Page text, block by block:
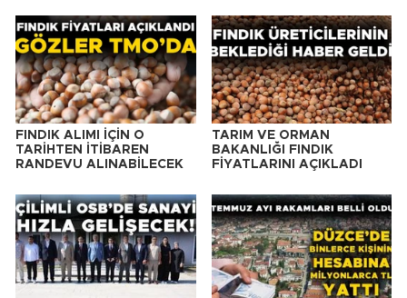
FINDIK ALIMI İÇİN O
TARİHTEN İTİBAREN
RANDEVU ALINABİLECEK
TARIM VE ORMAN
BAKANLIĞI FINDIK
FİYATLARINI AÇIKLADI